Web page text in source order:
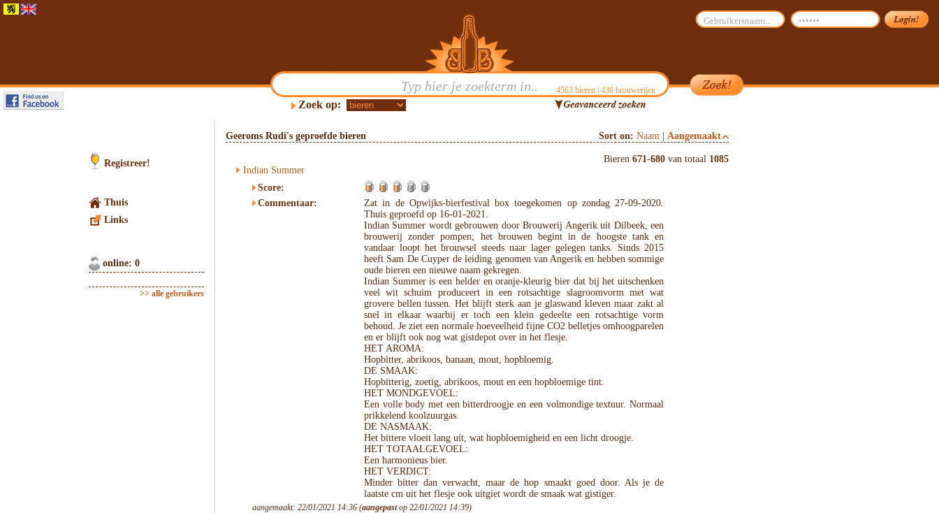
4563bieren | 436brouwerijen
Zoek op:
Registreer!
Thuis
Links
online: 0
>> alle gebruikers
Geeroms Rudi's geproefde bieren Sort on: Naam Aangemaakt
Bieren 671-680 van totaal 1085
Indian Summer
Score:
Commentaar:
Zat in de Opwijks-bierfestival box toegekomen op zondag 27-09-2020.
Thuis geproefd op 16-01-2021.
Indian Summer wordt gebrouwen door Brouwerij Angerik uit Dilbeek, een
brouwerij zonder pompen; het brouwen begint in de hoogste tank en
vandaar loopt het brouwsel steeds naar lager gelegen tanks. Sinds 2015
heeft Sam De Cuyper de leiding genomen van Angerik en hebben sommige
oude bieren een nieuwe naam gekregen.
Indian Summer is een helder en oranje-kleurig bier dat bij het uitschenken
veel wit schuim produceert in een rotsachtige slagroomvorm met wat
grovere bellen tussen. Het blijft sterk aan je glaswand kleven maar zakt al
snel in elkaar waarbij er toch een klein gedeelte een rotsachtige vorm
behoud. Je ziet een normale hoeveelheid fijne CO2 belletjes omhoogparelen
en er blijft ook nog wat gistdepot over in het flesje.
HET AROMA:
Hopbitter, abrikoos, banaan, mout, hopbloemig.
DE SMAAK:
Hopbitterig, zoetig, abrikoos, mout en een hopbloemige tint.
HET MONDGEVOEL:
Een volle body met een bitterdroogje en een volmondige textuur. Normaal
prikkelend koolzuurgas.
DE NASMAAK:
Het bittere vloeit lang uit, wat hopbloemigheid en een licht droogje.
HET TOTAALGEVOEL:
Een harmonieus bier.
HET VERDICT:
Minder bitter dan verwacht, maar de hop smaakt goed door. Als je de
laatste cm uit het flesje ook uitgiet wordt de smaak wat gistiger.
aangemaakt: 22/01/2021 14:36 (aangepastop 22/01/2021 14:39)